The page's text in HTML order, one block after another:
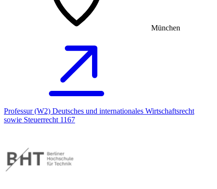
München
Professur (W2) Deutsches und internationales Wirtschaftsrecht
sowie Steuerrecht 1167